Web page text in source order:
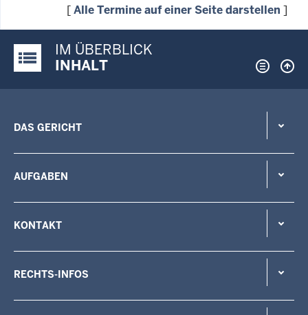
[Alle Termine auf einer Seite darstellen ]
Justiz-Portal im Überblick:
IM ÜBERBLICK
INHALT
DAS GERICHT
AUFGABEN
KONTAKT
RECHTS-INFOS